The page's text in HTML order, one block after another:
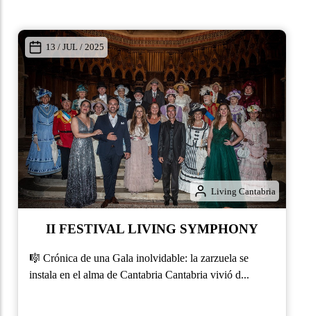
24 / FEB / 2022
Living Cantabria
Limpias
Situado en la zona oriental de la provincia de
Cantabria a escasos kilómetros de la...